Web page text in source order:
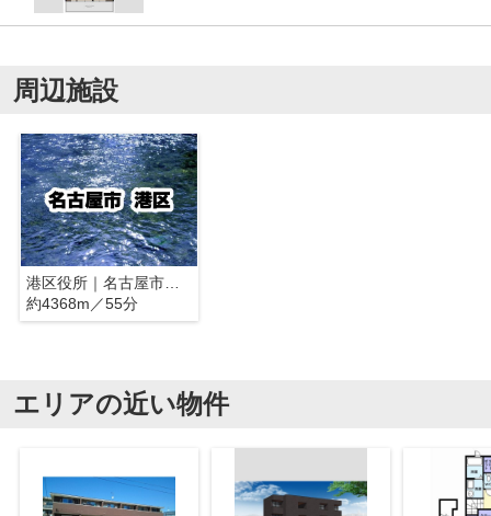
周辺施設
港区役所｜名古屋市港区
約4368m／55分
エリアの近い物件